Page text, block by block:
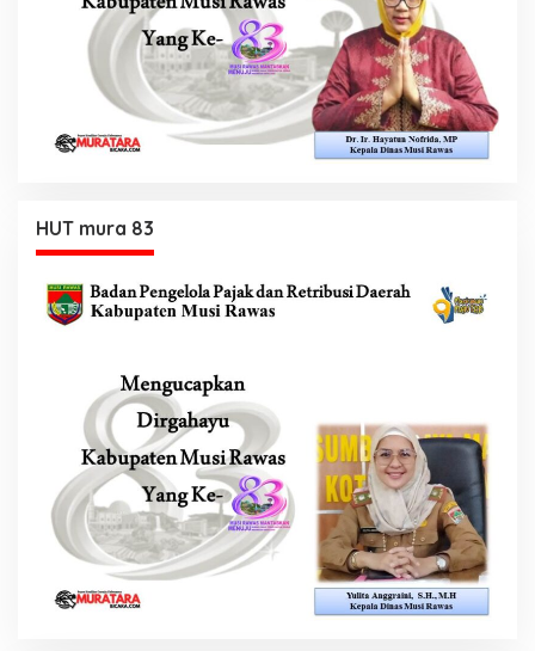
HUT mura 83